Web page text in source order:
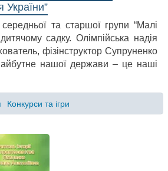
України”
та старшої групи “Малі
садку. Олімпійська надія
фізінструктор Супруненко
нашої держави – це наші
Конкурси та ігри